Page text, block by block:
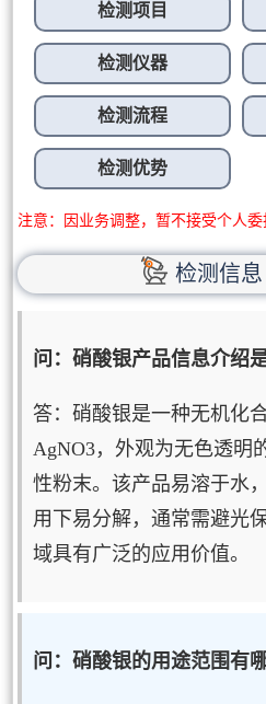
检测项目
检测仪器
检测流程
检测优势
注意：因业务调整，暂不接受个人委
检测信息
问：硝酸银产品信息介绍
答：硝酸银是一种无机化
AgNO3，外观为无色透明
性粉末。该产品易溶于水
用下易分解，通常需避光
域具有广泛的应用价值。
问：硝酸银的用途范围有哪